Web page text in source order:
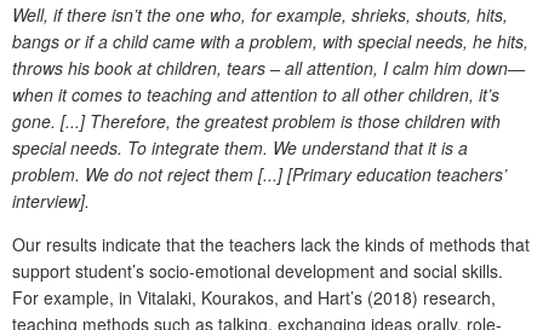
Well, if there isn’t the one who, for example, shrieks, shouts, hits,
bangs or if a child came with a problem, with special needs, he hits,
throws his book at children, tears – all attention, I calm him down—
when it comes to teaching and attention to all other children, it’s
gone. [...] Therefore, the greatest problem is those children with
special needs. To integrate them. We understand that it is a
problem. We do not reject them [...] [Primary education teachers’
interview].
Our results indicate that the teachers lack the kinds of methods that
support student’s socio-emotional development and social skills.
For example, in Vitalaki, Kourakos, and Hart’s (2018) research,
teaching methods such as talking, exchanging ideas orally, role-